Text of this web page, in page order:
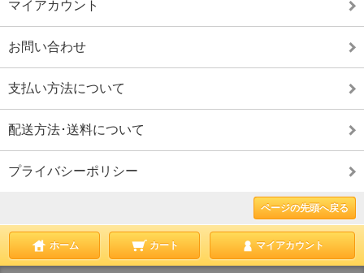
マイアカウント
お問い合わせ
支払い方法について
配送方法･送料について
プライバシーポリシー
ページの先頭へ戻る
ホーム カート マイアカウント